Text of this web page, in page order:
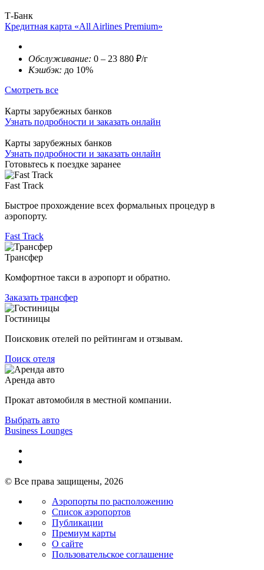
Т-Банк
Кредитная карта «All Airlines Premium»
Обслуживание: 0 – 23 880 ₽/г
Кэшбэк: до 10%
Смотреть все
Карты зарубежных банков
Узнать подробности и заказать онлайн
Карты зарубежных банков
Узнать подробности и заказать онлайн
Готовьтесь к поездке заранее
Fast Track
Быстрое прохождение всех формальных процедур в
аэропорту.
Fast Track
Трансфер
Комфортное такси в аэропорт и обратно.
Заказать трансфер
Гостиницы
Поисковик отелей по рейтингам и отзывам.
Поиск отеля
Аренда авто
Прокат автомобиля в местной компании.
Выбрать авто
Business Lounges
© Все права защищены, 2026
Аэропорты по расположению
Список аэропортов
Публикации
Премиум карты
О сайте
Пользовательское соглашение